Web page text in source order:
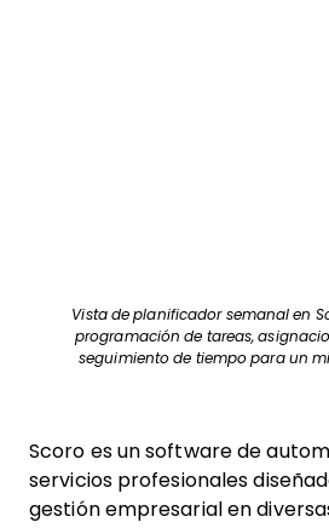
Vista de planificador semanal en
programación de tareas,
seguimiento de tiempo para un
Scoro es un software de
servicios profesionales
gestión empresarial en